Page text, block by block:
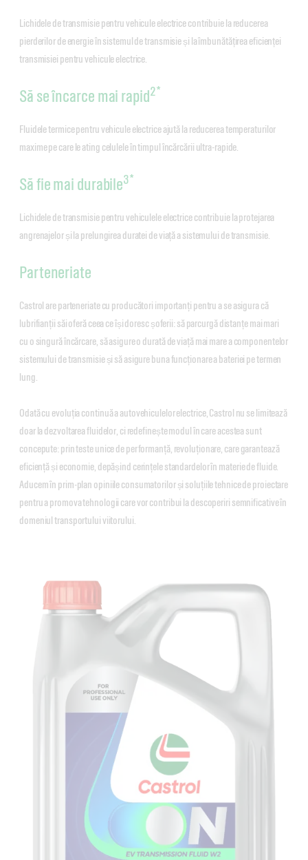
Lichidele de transmisie pentru vehicule electrice contribuie la reducerea
pierderilor de energie în sistemul de transmisie și la îmbunătățirea eficienței
transmisiei pentru vehicule electrice.
Să se încarce mai rapid2*
Fluidele termice pentru vehicule electrice ajută la reducerea temperaturilor
maxime pe care le ating celulele în timpul încărcării ultra-rapide.
Să fie mai durabile3*
Lichidele de transmisie pentru vehiculele electrice contribuie la protejarea
angrenajelor și la prelungirea duratei de viață a sistemului de transmisie.
Parteneriate
Castrol are parteneriate cu producători importanți pentru a se asigura că
lubrifianții săi oferă ceea ce își doresc șoferii: să parcurgă distanțe mai mari
cu o singură încărcare, să asigure o durată de viață mai mare a componentelor
sistemului de transmisie și să asigure buna funcționare a bateriei pe termen
lung.
Odată cu evoluția continuă a autovehiculelor electrice, Castrol nu se limitează
doar la dezvoltarea fluidelor, ci redefinește modul în care acestea sunt
concepute: prin teste unice de performanță, revoluționare, care garantează
eficiență și economie, depășind cerințele standardelor în materie de fluide.
Aducem în prim-plan opiniile consumatorilor și soluțiile tehnice de proiectare
pentru a promova tehnologii care vor contribui la descoperiri semnificative în
domeniul transportului viitorului.